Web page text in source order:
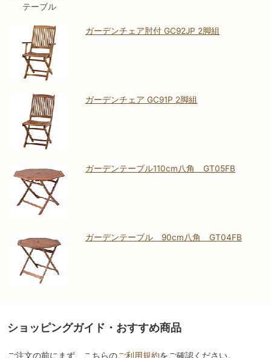
テーブル
ガーデンチェア肘付 GC92JP 2脚組
ガーデンチェア GC91P 2脚組
ガーデンテーブル110cm八角 GT05FB
ガーデンテーブル 90cm八角 GT04FB
ショッピングガイド・おすすめ商品
ご注文の前にまず、こちらのご利用規約をご確認ください。